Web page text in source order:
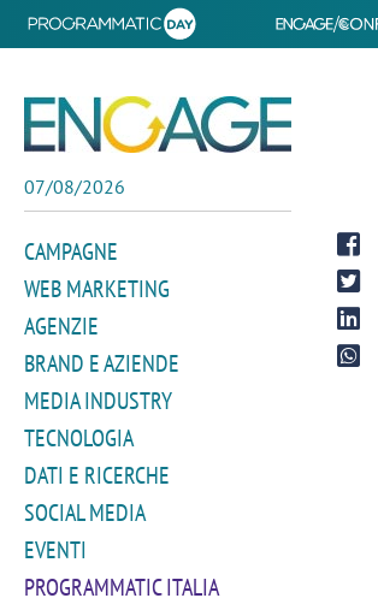
07/08/2026
CAMPAGNE
WEB MARKETING
AGENZIE
BRAND E AZIENDE
MEDIA INDUSTRY
TECNOLOGIA
DATI E RICERCHE
SOCIAL MEDIA
EVENTI
PROGRAMMATIC ITALIA